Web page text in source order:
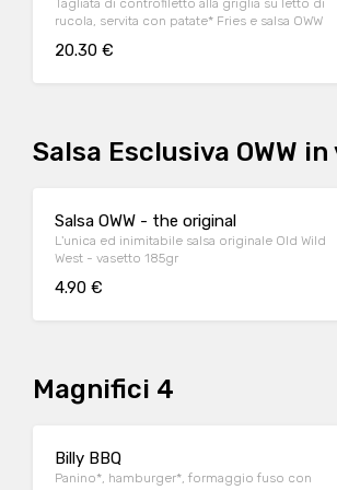
Tagliata di controfiletto alla griglia su letto di
rucola, servita con patate* Fries e salsa OWW
20.30 €
Salsa Esclusiva OWW
Salsa OWW - the original
L'unica ed inimitabile salsa originale Old Wild
West - vasetto 185gr
4.90 €
Magnifici 4
Billy BBQ
Panino*, hamburger*, formaggio fuso con